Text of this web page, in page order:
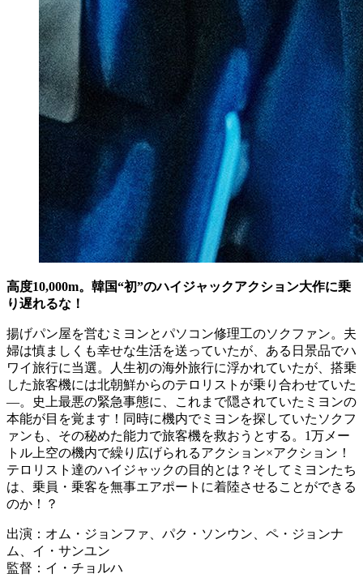
高度10,000m。韓国“初”のハイジャックアクション大作に乗
り遅れるな！
揚げパン屋を営むミヨンとパソコン修理工のソクファン。夫
婦は慎ましくも幸せな生活を送っていたが、ある日景品でハ
ワイ旅行に当選。人生初の海外旅行に浮かれていたが、搭乗
した旅客機には北朝鮮からのテロリストが乗り合わせていた
―。史上最悪の緊急事態に、これまで隠されていたミヨンの
本能が目を覚ます！同時に機内でミヨンを探していたソクフ
ァンも、その秘めた能力で旅客機を救おうとする。1万メー
トル上空の機内で繰り広げられるアクション×アクション！
テロリスト達のハイジャックの目的とは？そしてミヨンたち
は、乗員・乗客を無事エアポートに着陸させることができる
のか！？
出演：オム・ジョンファ、パク・ソンウン、ペ・ジョンナ
ム、イ・サンユン
監督：イ・チョルハ